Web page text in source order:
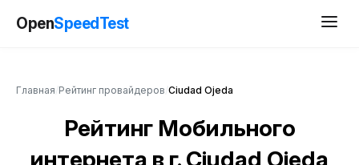
OpenSpeedTest
Главная Рейтинг провайдеров Ciudad Ojeda
Рейтинг Мобильного
интернета в г. Ciudad Ojeda